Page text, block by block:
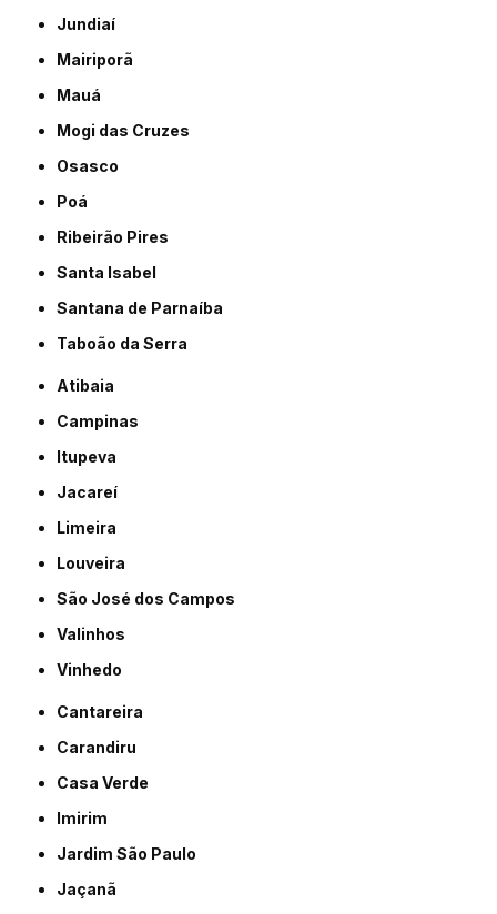
Jundiaí
Mairiporã
Mauá
Mogi das Cruzes
Osasco
Poá
Ribeirão Pires
Santa Isabel
Santana de Parnaíba
Taboão da Serra
Atibaia
Campinas
Itupeva
Jacareí
Limeira
Louveira
São José dos Campos
Valinhos
Vinhedo
Cantareira
Carandiru
Casa Verde
Imirim
Jardim São Paulo
Jaçanã